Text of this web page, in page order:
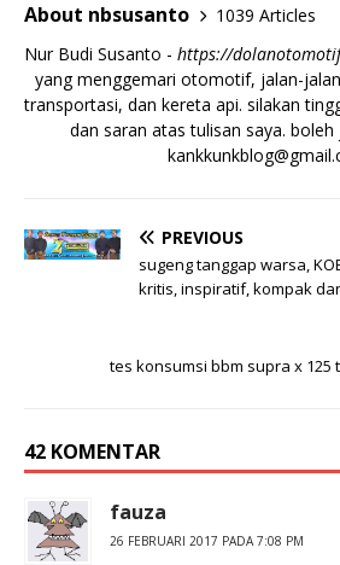
About nbsusanto
1039 Articles
Nur Budi Susanto - https://
yang menggemari otomotif, jalan-
transportasi, dan kereta api. silakan
dan saran atas tulisan saya.
PREVIOUS
sugeng tanggap warsa,
kritis, inspiratif, kompak
tes konsumsi bbm supra x 125
42 KOMENTAR
fauza
26 FEBRUARI 2017 PADA 7:08 PM